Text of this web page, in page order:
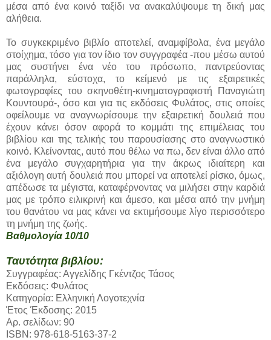
μέσα από ένα κοινό ταξίδι να ανακαλύψουμε τη δική μας
αλήθεια.
Το συγκεκριμένο βιβλίο αποτελεί, αναμφίβολα, ένα μεγάλο
στοίχημα, τόσο για τον ίδιο τον συγγραφέα -που μέσω αυτού
μας συστήνει ένα νέο του πρόσωπο, παντρεύοντας
παράλληλα, εύστοχα, το κείμενό με τις εξαιρετικές
φωτογραφίες του σκηνοθέτη-κινηματογραφιστή Παναγιώτη
Κουντουρά-, όσο και για τις εκδόσεις Φυλάτος, στις οποίες
οφείλουμε να αναγνωρίσουμε την εξαιρετική δουλειά που
έχουν κάνει όσον αφορά το κομμάτι της επιμέλειας του
βιβλίου και της τελικής του παρουσίασης στο αναγνωστικό
κοινό. Κλείνοντας, αυτό που θέλω να πω, δεν είναι άλλο από
ένα μεγάλο συγχαρητήρια για την άκρως ιδιαίτερη και
αξιόλογη αυτή δουλειά που μπορεί να αποτελεί ρίσκο, όμως,
απέδωσε τα μέγιστα, καταφέρνοντας να μιλήσει στην καρδιά
μας με τρόπο ειλικρινή και άμεσο, και μέσα από την μνήμη
του θανάτου να μας κάνει να εκτιμήσουμε λίγο περισσότερο
τη μνήμη της ζωής.
Βαθμολογία 10/10
Ταυτότητα βιβλίου:
Συγγραφέας: Αγγελίδης Γκέντζος Τάσος
Εκδόσεις: Φυλάτος
Κατηγορία: Ελληνική Λογοτεχνία
Έτος Έκδοσης: 2015
Αρ. σελίδων: 90
ISBN: 978-618-5163-37-2